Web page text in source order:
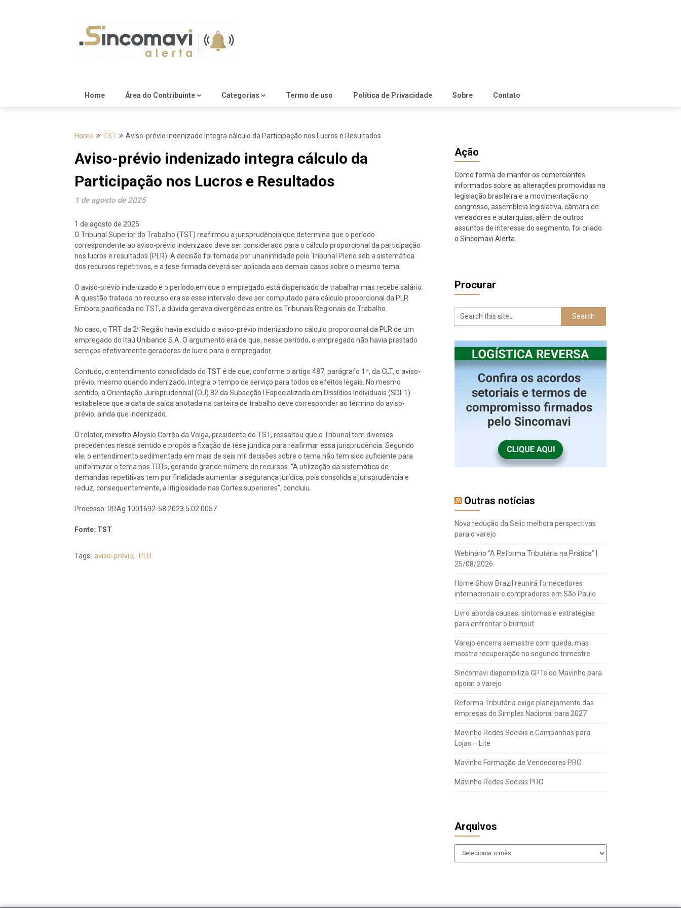
Home Área do Contribuinte Categorias Termo de uso Política de Privacidade Sobre Contato
Home TST Aviso-prévio indenizado integra cálculo da Participação nos Lucros e Resultados
Aviso-prévio indenizado integra cálculo da
Participação nos Lucros e Resultados
1 de agosto de 2025
1 de agosto de 2025
O Tribunal Superior do Trabalho (TST) reafirmou a jurisprudência que determina que o período
correspondente ao aviso-prévio indenizado deve ser considerado para o cálculo proporcional da participação
nos lucros e resultados (PLR). A decisão foi tomada por unanimidade pelo Tribunal Pleno sob a sistemática
dos recursos repetitivos, e a tese firmada deverá ser aplicada aos demais casos sobre o mesmo tema.
O aviso-prévio indenizado é o período em que o empregado está dispensado de trabalhar mas recebe salário.
A questão tratada no recurso era se esse intervalo deve ser computado para cálculo proporcional da PLR.
Embora pacificada no TST, a dúvida gerava divergências entre os Tribunais Regionais do Trabalho.
No caso, o TRT da 2ª Região havia excluído o aviso-prévio indenizado no cálculo proporcional da PLR de um
empregado do Itaú Unibanco S.A. O argumento era de que, nesse período, o empregado não havia prestado
serviços efetivamente geradores de lucro para o empregador.
Contudo, o entendimento consolidado do TST é de que, conforme o artigo 487, parágrafo 1º, da CLT, o aviso-
prévio, mesmo quando indenizado, integra o tempo de serviço para todos os efeitos legais. No mesmo
sentido, a Orientação Jurisprudencial (OJ) 82 da Subseção I Especializada em Dissídios Individuais (SDI-1)
estabelece que a data de saída anotada na carteira de trabalho deve corresponder ao término do aviso-
prévio, ainda que indenizado.
O relator, ministro Aloysio Corrêa da Veiga, presidente do TST, ressaltou que o Tribunal tem diversos
precedentes nesse sentido e propôs a fixação de tese jurídica para reafirmar essa jurisprudência. Segundo
ele, o entendimento sedimentado em mais de seis mil decisões sobre o tema não tem sido suficiente para
uniformizar o tema nos TRTs, gerando grande número de recursos. “A utilização da sistemática de
demandas repetitivas tem por finalidade aumentar a segurança jurídica, pois consolida a jurisprudência e
reduz, consequentemente, a litigiosidade nas Cortes superiores”, concluiu.
Processo: RRAg 1001692-58.2023.5.02.0057
Fonte: TST
Tags: aviso-prévio, PLR
Ação
Como forma de manter os comerciantes
informados sobre as alterações promovidas na
legislação brasileira e a movimentação no
congresso, assembleia legislativa, câmara de
vereadores e autarquias, além de outros
assuntos de interesse do segmento, foi criado
o Sincomavi Alerta.
Procurar
Outras notícias
Nova redução da Selic melhora perspectivas
para o varejo
Webinário “A Reforma Tributária na Prática” |
25/08/2026
Home Show Brazil reunirá fornecedores
internacionais e compradores em São Paulo
Livro aborda causas, sintomas e estratégias
para enfrentar o burnout
Varejo encerra semestre com queda, mas
mostra recuperação no segundo trimestre
Sincomavi disponibiliza GPTs do Mavinho para
apoiar o varejo
Reforma Tributária exige planejamento das
empresas do Simples Nacional para 2027
Mavinho Redes Sociais e Campanhas para
Lojas – Lite
Mavinho Formação de Vendedores PRO
Mavinho Redes Sociais PRO
Arquivos
Arquivos